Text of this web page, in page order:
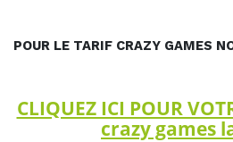
POUR LE TARIF CRAZY GAMES
CLIQUEZ ICI POUR
crazy games